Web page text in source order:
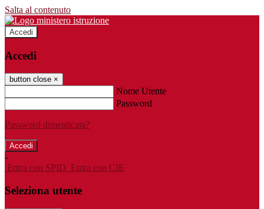
Salta al contenuto
Accedi
Accedi
button close ×
Nome Utente
Password
Password dimenticata?
-
Entra con SPID Entra con CIE
Seleziona utente